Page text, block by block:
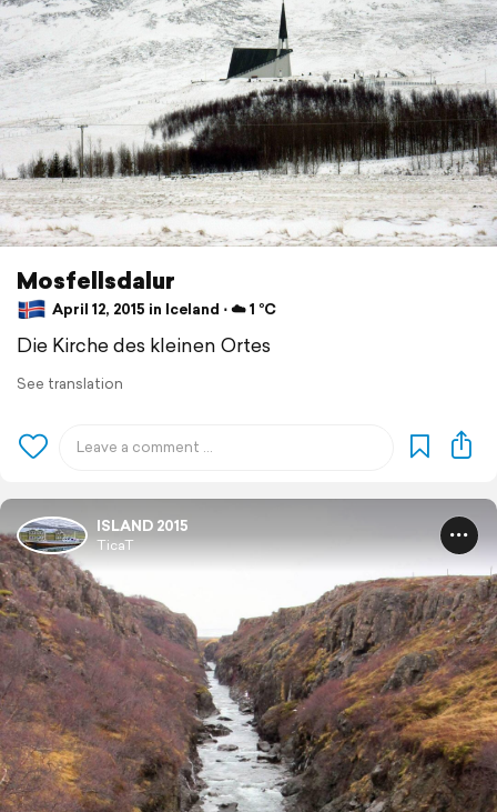
Mosfellsdalur
April 12, 2015 in Iceland ⋅ ☁️ 1 °C
Die Kirche des kleinen Ortes
See translation
ISLAND 2015
TicaT